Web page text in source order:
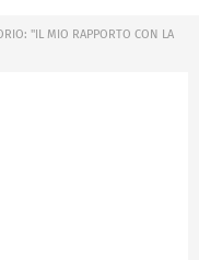
"IL MIO RAPPORTO CON LA